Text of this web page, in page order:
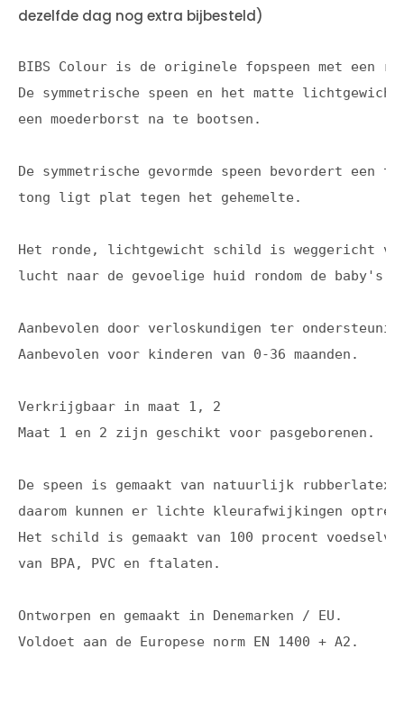
dezelfde dag nog extra bijbesteld)
BIBS Colour is de originele fopspeen met een
De symmetrische speen en het matte
een moederborst na te bootsen.
De symmetrische gevormde speen bevordert
tong ligt plat tegen het gehemelte.
Het ronde, lichtgewicht schild is weggericht
lucht naar de gevoelige huid rondom de baby's
Aanbevolen door verloskundigen ter
Aanbevolen voor kinderen van 0-36 maanden.
Verkrijgbaar in maat 1, 2
Maat 1 en 2 zijn geschikt voor pasgeborenen.
De speen is gemaakt van natuurlijk
daarom kunnen er lichte kleurafwijkingen
Het schild is gemaakt van 100 procent
van BPA, PVC en ftalaten.
Ontworpen en gemaakt in Denemarken / EU.
Voldoet aan de Europese norm EN 1400 + A2.